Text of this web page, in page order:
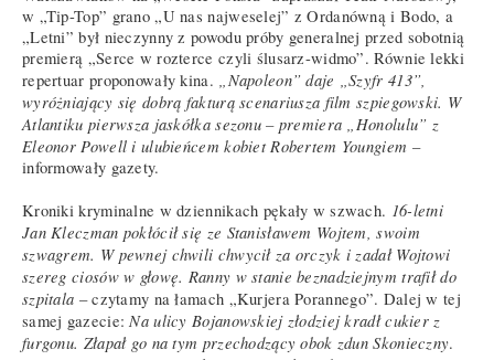
w „Tip-Top” grano „U nas najweselej” z Ordanówną i Bodo, a
„Letni” był nieczynny z powodu próby generalnej przed sobotnią
premierą „Serce w rozterce czyli ślusarz-widmo”. Równie lekki
repertuar proponowały kina.
„Napoleon” daje „Szyfr 413”,
wyróżniający się dobrą fakturą scenariusza film szpiegowski. W
Atlantiku pierwsza jaskółka sezonu – premiera „Honolulu” z
Eleonor Powell i ulubieńcem kobiet Robertem Youngiem –
informowały gazety.
Kroniki kryminalne w dziennikach pękały w szwach. 16-letni
Jan Kleczman pokłócił się ze Stanisławem Wojtem, swoim
szwagrem. W pewnej chwili chwycił za orczyk i zadał Wojtowi
szereg ciosów w głowę. Ranny w stanie beznadziejnym trafił do
szpitala – czytamy na łamach „Kurjera Porannego”. Dalej w tej
samej gazecie: Na ulicy Bojanowskiej złodziej kradł cukier z
furgonu. Złapał go na tym przechodzący obok zdun Skonieczny.